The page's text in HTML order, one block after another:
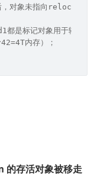
后，对象未指向
是标记对象用于辅助GC
内存）；
的存活对象被移走